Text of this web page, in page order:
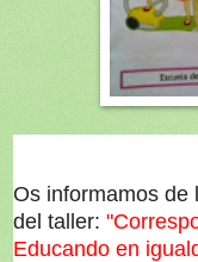
Os informamos de
del taller:
Educando en